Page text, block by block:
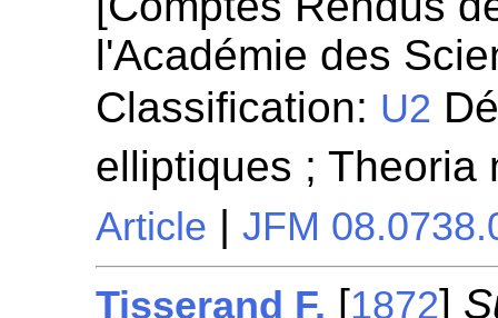
l'Académie des
Classification: U2
elliptiques ;
Article |JFM
Tisserand F. [1872]